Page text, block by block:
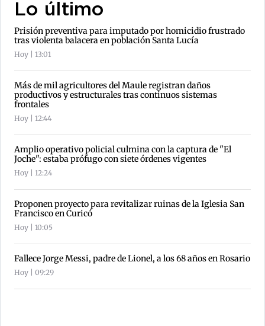
Lo último
Prisión preventiva para imputado por homicidio frustrado
tras violenta balacera en población Santa Lucía
Hoy | 13:01
Más de mil agricultores del Maule registran daños
productivos y estructurales tras continuos sistemas
frontales
Hoy | 12:44
Amplio operativo policial culmina con la captura de "El
Joche": estaba prófugo con siete órdenes vigentes
Hoy | 12:24
Proponen proyecto para revitalizar ruinas de la Iglesia San
Francisco en Curicó
Hoy | 10:05
Fallece Jorge Messi, padre de Lionel, a los 68 años en Rosario
Hoy | 09:29